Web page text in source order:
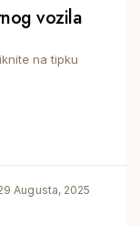
vozila
na tipku
Augusta, 2025